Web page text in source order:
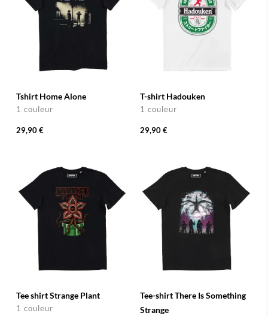
Tshirt Home Alone
1 couleur
29,90 €
T-shirt Hadouken
1 couleur
29,90 €
Tee shirt Strange Plant
1 couleur
Tee-shirt There Is Something
Strange